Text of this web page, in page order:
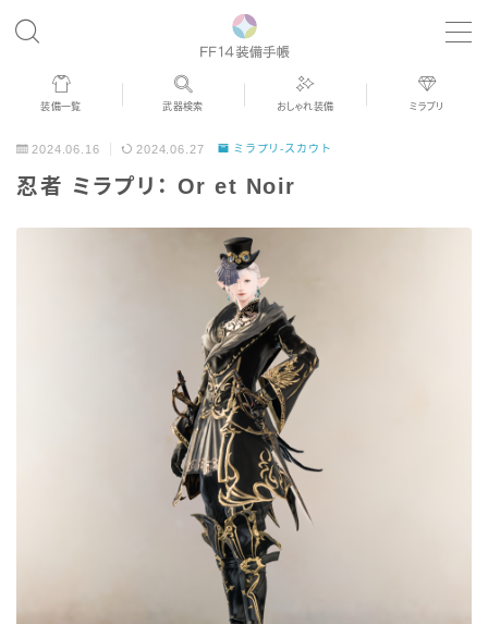
MENU
歴代ジョブAF
アネモス（染色可能紅蓮AF）
装備一覧 武器検索 おしゃれ装備 ミラプリ
2024.06.16 2024.06.27 ミラプリ-スカウト
忍者 ミラプリ： Or et Noir